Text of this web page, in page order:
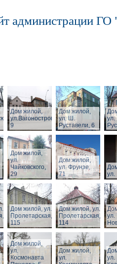
администрации ГО
Дом жилой,
ул.Вагоностроительная,
9
Дом жилой,
ул. Ш.
Руставели, 6
Дом жилой,
ул.
Чайковского,
29
Дом жилой,
ул. Фрунзе,
71
ул.
Дом жилой, ул.
Пролетарская,
115
Дом жилой, ул.
Пролетарская,
114
Дом жилой,
ул.
Космонавта
Дом жилой,
ул.
ул.